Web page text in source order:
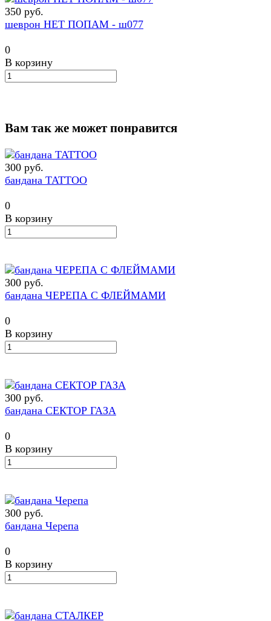
350 руб.
шеврон НЕТ ПОПАМ - ш077
0
В корзину
Вам так же может понравится
300 руб.
бандана TATTOO
0
В корзину
300 руб.
бандана ЧЕРЕПА С ФЛЕЙМАМИ
0
В корзину
300 руб.
бандана СЕКТОР ГАЗА
0
В корзину
300 руб.
бандана Черепа
0
В корзину